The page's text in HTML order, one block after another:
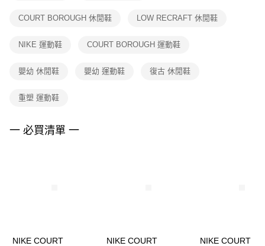
１．透過由恩沛科技股份有限公司提供之「AFTEE先享後付」服務完成之交
權轉讓予恩沛科技股份有限公司。
３．未成年的使用者請事先徵得法定代理人或監護人之同意方可使用
任。
請求用戶進行身份認證。
５．嚴禁一人註冊多個帳號或使用他人資訊註冊。若發現惡意使用之情形，
COURT BOROUGH 休閒鞋 LOW RECRAFT 休閒鞋
NIKE 運動鞋 COURT BOROUGH 運動鞋
嬰幼 休閒鞋 嬰幼 運動鞋 復古 休閒鞋
重塑 運動鞋
一 必買清單 一
NIKE COURT
NIKE COURT
NIKE COURT